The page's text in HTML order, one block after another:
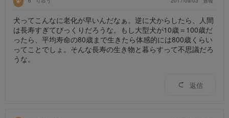
犬ってこんなに老化が早いんだなぁ。逆に犬からしたら、人間
は長寿すぎてびっくりだろうな。もし大型犬が10歳＝100歳だ
ったら、平均寿命の80歳まで生きたら体感的には800歳くらい
ってことでしょ。そんな長寿の生き物と暮らすって不思議だろ
うな。
返信